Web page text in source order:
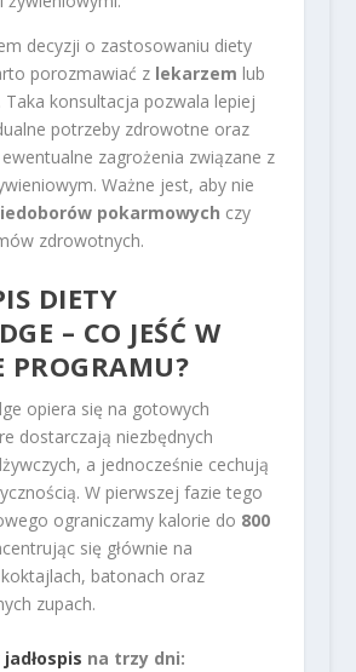
decyzji o zastosowaniu diety
porozmawiać z lekarzem lub
. Taka konsultacja pozwala lepiej
potrzeby zdrowotne oraz
zagrożenia związane z
Ważne jest, aby nie
pokarmowych czy
zdrowotnych.
DIETY
– CO JEŚĆ W
PROGRAMU?
opiera się na gotowych
dostarczają niezbędnych
a jednocześnie cechują
W pierwszej fazie tego
ograniczamy kalorie do 800
się głównie na
batonach oraz
zupach.
na trzy dni: